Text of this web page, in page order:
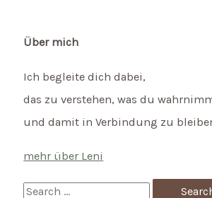
Rainer
Über mich
Ich begleite dich dabei,
das zu verstehen, was du
und damit in Verbindung zu
mehr über Leni
S